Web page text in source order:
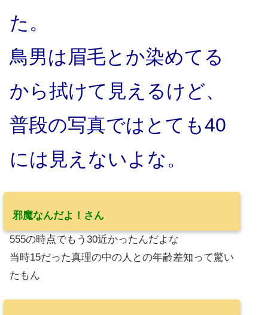
た。
鳥男は眉毛とか染めてる
から拭けて見えるけど、
普段の写真ではとても40
には見えないよな。
邪魔なんだよ！さん
555の時点でもう30近かったんだよな
当時15だった真理の中の人との年齢差知って驚い
たもん